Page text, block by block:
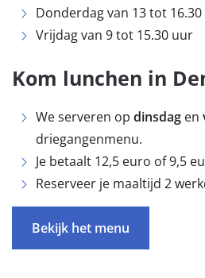
Donderdag van 13 tot
Vrijdag van 9 tot 15.30 uur
Kom lunchen in
We serveren op dinsdag en
driegangenmenu.
Je betaalt 12,5 euro of 9,5
Reserveer je maaltijd 2
Bekijk het menu